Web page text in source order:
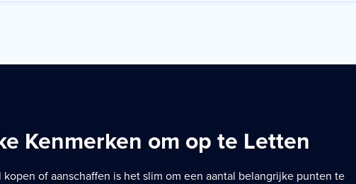
Kenmerken om op te Letten
of aanschaffen is het slim om een aantal belangrijke punten te